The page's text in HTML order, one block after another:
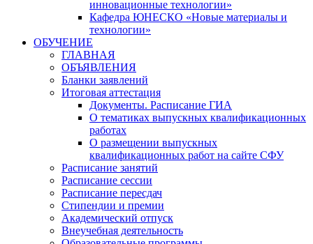
инновационные технологии»
Кафедра ЮНЕСКО «Новые материалы и
технологии»
ОБУЧЕНИЕ
ГЛАВНАЯ
ОБЪЯВЛЕНИЯ
Бланки заявлений
Итоговая аттестация
Документы. Расписание ГИА
О тематиках выпускных квалификационных
работах
О размещении выпускных
квалификационных работ на сайте СФУ
Расписание занятий
Расписание сессии
Расписание пересдач
Стипендии и премии
Академический отпуск
Внеучебная деятельность